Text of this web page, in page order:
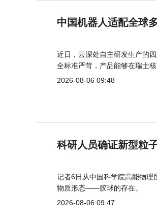
中国机器人适配全球
近日，云深处自主研发生产的
全标准严苛，产品能够在瑞士
2026-08-06 09:48
科研人员确证新型粒
记者6日从中国科学院高能物
物质形态——胶球的存在。
2026-08-06 09:47